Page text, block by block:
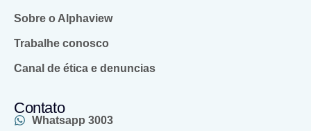
Sobre o Alphaview
Trabalhe conosco
Canal de ética e denuncias
Contato
Whatsapp 3003